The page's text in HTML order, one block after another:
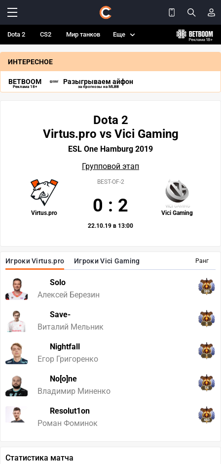
Dota 2 CS2 Мир танков Еще
ИНТЕРЕСНОЕ
BETBOOM
Реклама 18+
Разыгрываем айфон
за прогнозы на MLBB
Ранг
Игроки Virtus.pro Игроки Vici Gaming
Solo
Алексей Березин
389
Save-
Виталий Мельник
5
Nightfall
Егор Григоренко
1
No[o]ne
Владимир Миненко
54
Resolut1on
Роман Фоминок
460
Dota 2
Virtus.pro vs Vici Gaming
ESL One Hamburg 2019
Групповой этап
Virtus.pro Vici Gaming
BEST-OF-2
0 : 2
22.10.19 в 13:00
Статистика матча